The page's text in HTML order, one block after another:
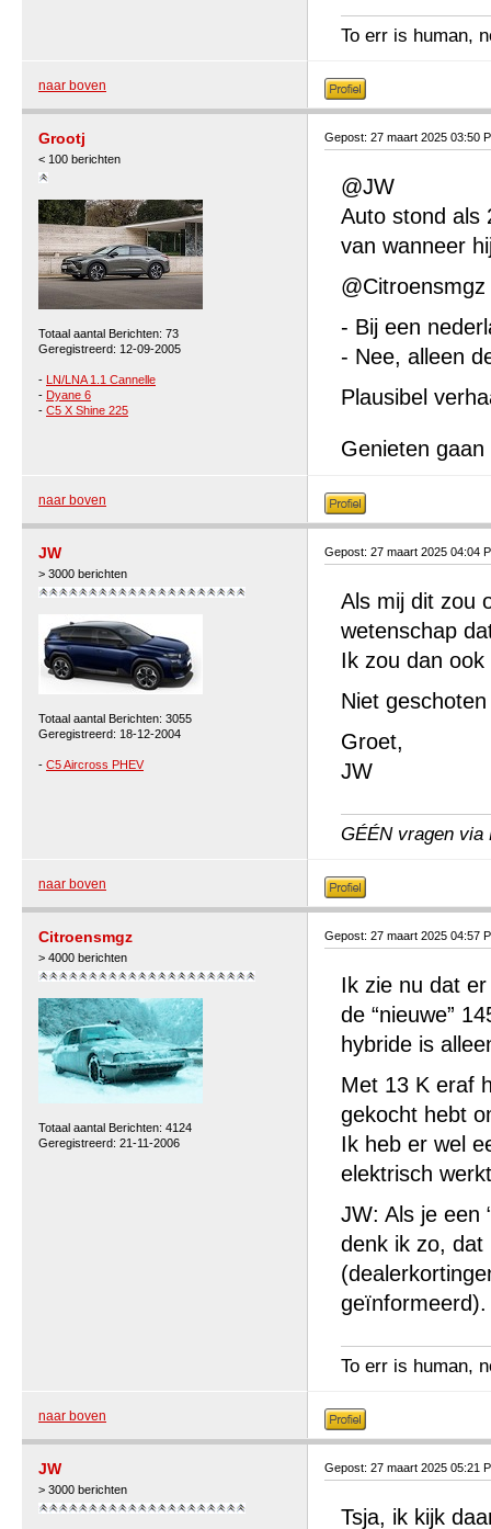
To err is human,
naar boven
Grootj
< 100 berichten
Totaal aantal Berichten: 73
Geregistreerd: 12-09-2005
- LN/LNA 1.1 Cannelle
- Dyane 6
- C5 X Shine 225
Gepost: 27 maart 2025 03:50
@JW
Auto stond als
van wanneer
@Citroensmgz
- Bij een
- Nee, alleen
Plausibel
Genieten
naar boven
JW
> 3000 berichten
Totaal aantal Berichten: 3055
Geregistreerd: 18-12-2004
- C5 Aircross PHEV
Gepost: 27 maart 2025 04:04
Als mij dit zou
wetenschap
Ik zou dan
Niet
Groet,
JW
GÉÉN vragen via
naar boven
Citroensmgz
> 4000 berichten
Totaal aantal Berichten: 4124
Geregistreerd: 21-11-2006
Gepost: 27 maart 2025 04:57
Ik zie nu dat
de “nieuwe”
hybride is
Met 13 K eraf
gekocht hebt
Ik heb er wel
elektrisch
JW: Als je een
denk ik zo,
geïnformeerd).
To err is human,
naar boven
JW
> 3000 berichten
Gepost: 27 maart 2025 05:21
Tsja, ik kijk